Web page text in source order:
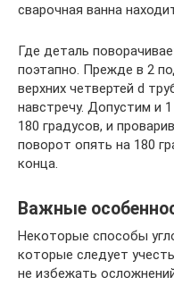
сварочная ванна
Где деталь
поэтапно. Прежде в 2
верхних четвертей d
навстречу. Допустим и
180 градусов, и
поворот опять на 180
конца.
Важные
Некоторые способы
которые следует
не избежать